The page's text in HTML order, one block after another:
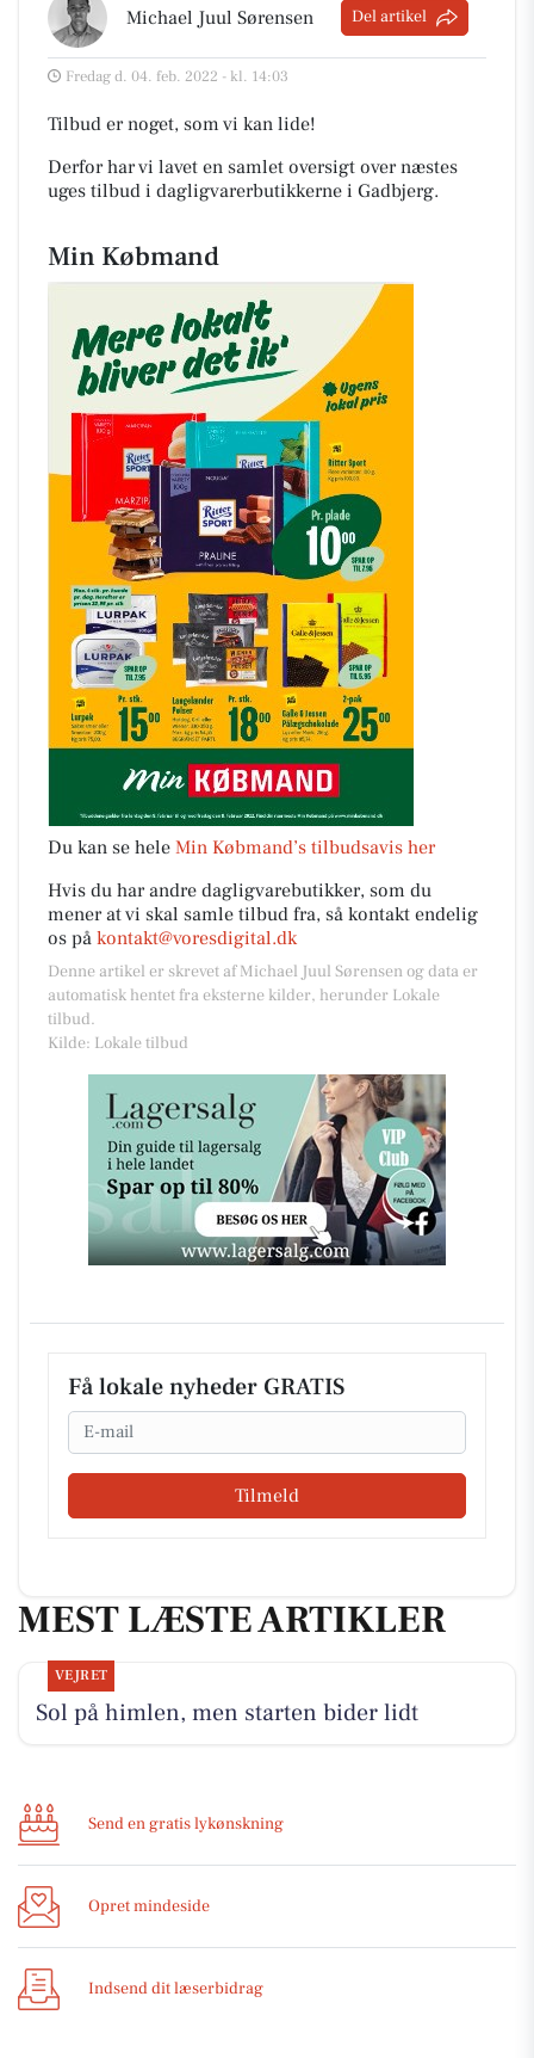
Michael Juul Sørensen Del artikel
Fredag d. 04. feb. 2022 - kl. 14:03
Tilbud er noget, som vi kan lide!
Derfor har vi lavet en samlet oversigt over næstes
uges tilbud i dagligvarerbutikkerne i Gadbjerg.
Min Købmand
Du kan se hele Min Købmand’s tilbudsavis her
Hvis du har andre dagligvarebutikker, som du
mener at vi skal samle tilbud fra, så kontakt endelig
os på kontakt@voresdigital.dk
Denne artikel er skrevet af Michael Juul Sørensen og data er
automatisk hentet fra eksterne kilder, herunder Lokale
tilbud.
Kilde: Lokale tilbud
Få lokale nyheder GRATIS
Email
Tilmeld
MEST LÆSTE ARTIKLER
VEJRET
Sol på himlen, men starten bider lidt
Send en gratis lykønskning
Opret mindeside
Indsend dit læserbidrag